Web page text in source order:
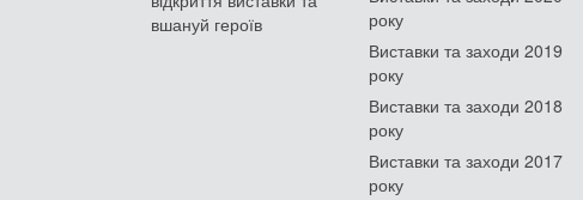
вшануй героїв
року
Виставки та заходи 2019
року
Виставки та заходи 2018
року
Виставки та заходи 2017
року